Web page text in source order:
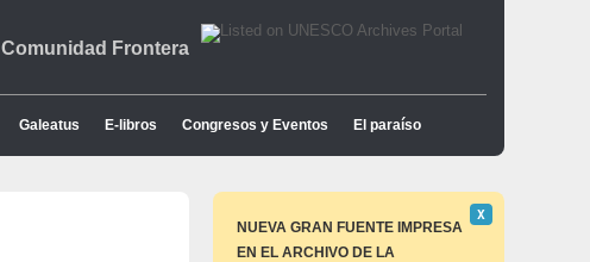
Comunidad Frontera
Galeatus E-libros Congresos y Eventos El paraíso
NUEVA GRAN FUENTE IMPRESA
EN EL ARCHIVO DE LA
Descartar
este
Χ